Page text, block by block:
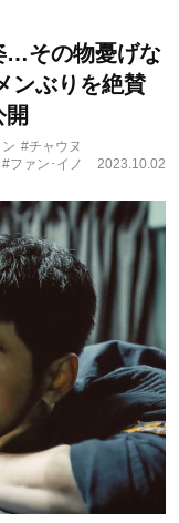
…その物憂げな
ンぶりを絶賛
#チャウヌ
#ファン･イノ
2023.10.02